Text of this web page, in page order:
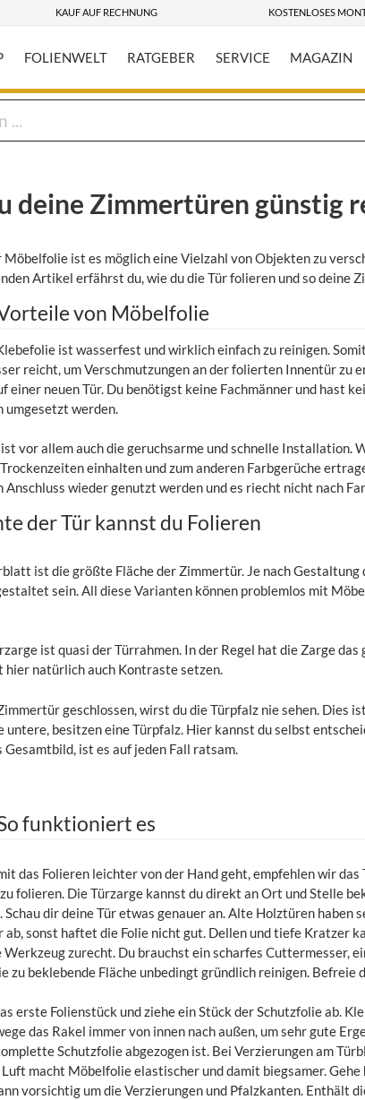
KAUF AUF RECHNUNG KOSTENLOSES
FOLIENWELT RATGEBER SERVICE MAGAZIN
deine Zimmertüren günstig
ist es möglich eine Vielzahl von Objekten zu
Artikel erfährst du, wie du die Tür folieren und so deine
von Möbelfolie
ist wasserfest und wirklich einfach zu reinigen.
reicht, um Verschmutzungen an der folierten Innentür zu
einer neuen Tür. Du benötigst keine Fachmänner und hast
umgesetzt werden.
vor allem auch die geruchsarme und schnelle Installation.
einhalten und zum anderen Farbgerüche
Anschluss wieder genutzt werden und es riecht nicht nach
der Tür kannst du Folieren
ist die größte Fläche der Zimmertür. Je nach
sein. All diese Varianten können problemlos mit
ist quasi der Türrahmen. In der Regel hat die Zarge
hier natürlich auch Kontraste setzen.
geschlossen, wirst du die Türpfalz nie sehen. Dies
untere, besitzen eine Türpfalz. Hier kannst du selbst
ist es auf jeden Fall ratsam.
funktioniert es
das Folieren leichter von der Hand geht, empfehlen wir
folieren. Die Türzarge kannst du direkt an Ort und Stelle
Schau dir deine Tür etwas genauer an. Alte Holztüren
ab, sonst haftet die Folie nicht gut. Dellen und tiefe Kratzer
zurecht. Du brauchst ein scharfes Cuttermesser,
zu beklebende Fläche unbedingt gründlich reinigen. Befreie
erste Folienstück und ziehe ein Stück der Schutzfolie ab.
das Rakel immer von innen nach außen, um sehr gute
Schutzfolie abgezogen ist. Bei Verzierungen am
Luft macht Möbelfolie elastischer und damit biegsamer.
vorsichtig um die Verzierungen und Pfalzkanten. Enthält